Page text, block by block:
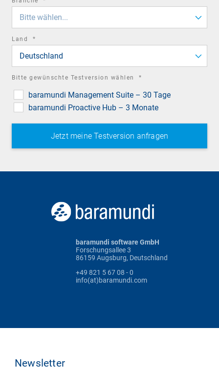
Bitte wählen...
Land *
Deutschland
Bitte gewünschte Testversion wählen *
baramundi Management Suite – 30 Tage
baramundi Proactive Hub – 3 Monate
baramundi software GmbH
Forschungsallee 3
86159 Augsburg, Deutschland
+49 821 5 67 08 - 0
info(at)baramundi.com
Newsletter